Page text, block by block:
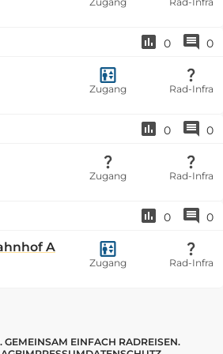
0 0
Zugang Rad-Infra
0 0
Zugang Rad-Infra
0 0
A
Zugang Rad-Infra
GEMEINSAM EINFACH RADREISEN.